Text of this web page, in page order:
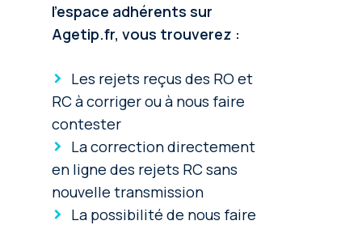
l’espace adhérents sur
Agetip.fr, vous trouverez :
Les rejets reçus des RO et
RC à corriger ou à nous faire
contester
La correction directement
en ligne des rejets RC sans
nouvelle transmission
La possibilité de nous faire